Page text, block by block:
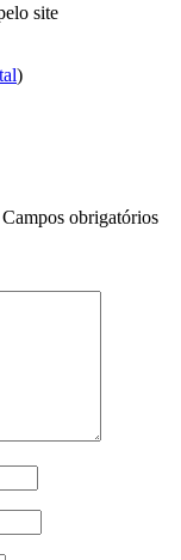
site
)
Campos obrigatórios